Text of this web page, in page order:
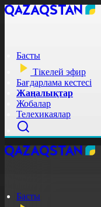
Басты
Тікелей эфир
Бағдарлама кестесі
Жаңалықтар
Жобалар
Телехикаялар
Басты